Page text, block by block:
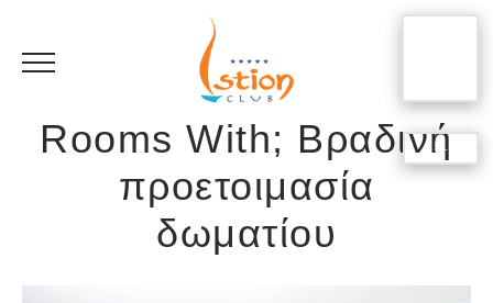
EL
DE
Rooms With; Βραδινή
προετοιμασία
δωματίου